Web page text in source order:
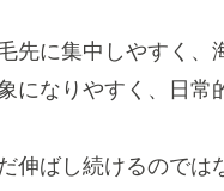
先に集中しやすく
になりやすく、日常
伸ばし続けるので